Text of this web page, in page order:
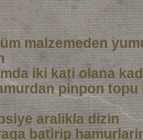
malzemeden
iki kati olana
pinpon
aralikla dizin
batirip